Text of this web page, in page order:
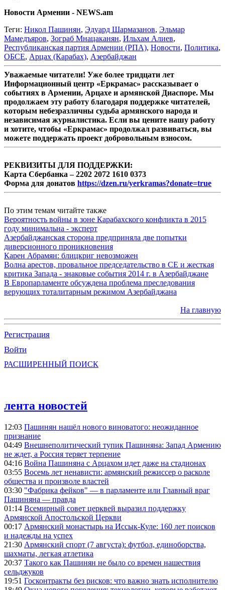
Новости Армении - NEWS.am
Теги: Никол Пашинян, Эдуард Шармазанов, Эльмар
Мамедъяров, Зограб Мнацаканян, Ильхам Алиев,
Республиканская партия Армении (РПА), Новости, Политика,
ОБСЕ, Арцах (Карабах), Азербайджан
Уважаемые читатели! Уже более тридцати лет
Информационный центр «Еркрамас» рассказывает о
событиях в Армении, Арцахе и армянской Диаспоре. Мы
продолжаем эту работу благодаря поддержке читателей,
которым небезразличны судьба армянского народа и
независимая журналистика. Если вы цените нашу работу
и хотите, чтобы «Еркрамас» продолжал развиваться, вы
можете поддержать проект добровольным взносом.
РЕКВИЗИТЫ ДЛЯ ПОДДЕРЖКИ:
Карта Сбербанка – 2202 2072 1610 0373
Форма для донатов https://dzen.ru/yerkramas?donate=true
По этим темам читайте также
Вероятность войны в зоне Карабахского конфликта в 2015
году минимальна - эксперт
Азербайджанская сторона предприняла две попытки
диверсионного проникновения
Карен Абрамян: блицкриг невозможен
Волна арестов, провальное председательство в СЕ и жесткая
критика Запада - знаковые события 2014 г. в Азербайджане
В Европарламенте обсуждена проблема преследования
верующих тоталитарным режимом Азербайджана
На главную
Регистрация
Войти
РАСШИРЕННЫЙ ПОИСК
лента новостей
12:03 Пашинян нашёл нового виноватого: неожиданное
признание
04:49 Внешнеполитический тупик Пашиняна: Запад Армению
не ждет, а Россия теряет терпение
04:16 Война Пашиняна с Арцахом идет даже на стадионах
03:55 Восемь лет ненависти: армянский режиссер о расколе
общества и произволе властей
03:30 "Фабрика фейков" — в парламенте или Главный враг
Пашиняна — правда
01:14 Всемирный совет церквей выразил поддержку
Армянской Апостольской Церкви
00:17 Армянский монастырь на Иссык-Куле: 160 лет поисков
и надежды на успех
21:30 Армянский спорт (7 августа): футбол, единоборства,
шахматы, легкая атлетика
20:37 Такого как Пашинян не было со времен нашествия
сельджуков
19:51 Госконтракты без рисков: что важно знать исполнителю